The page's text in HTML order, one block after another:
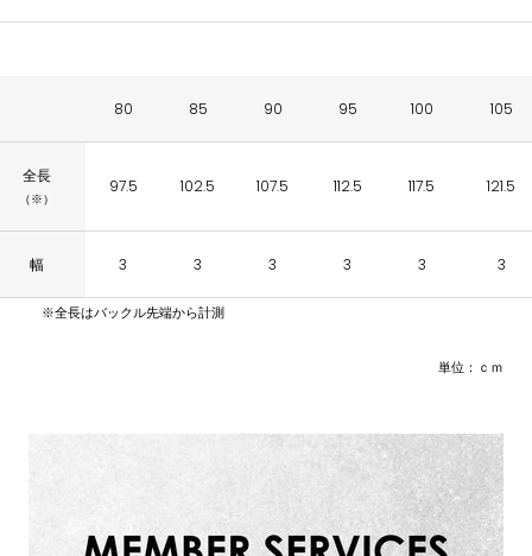
80 85 90 95 100 105
全長
（※）
97.5 102.5 107.5 112.5 117.5 121.5
幅 3 3 3 3 3 3
※全長はバックル先端から計測
単位：ｃｍ